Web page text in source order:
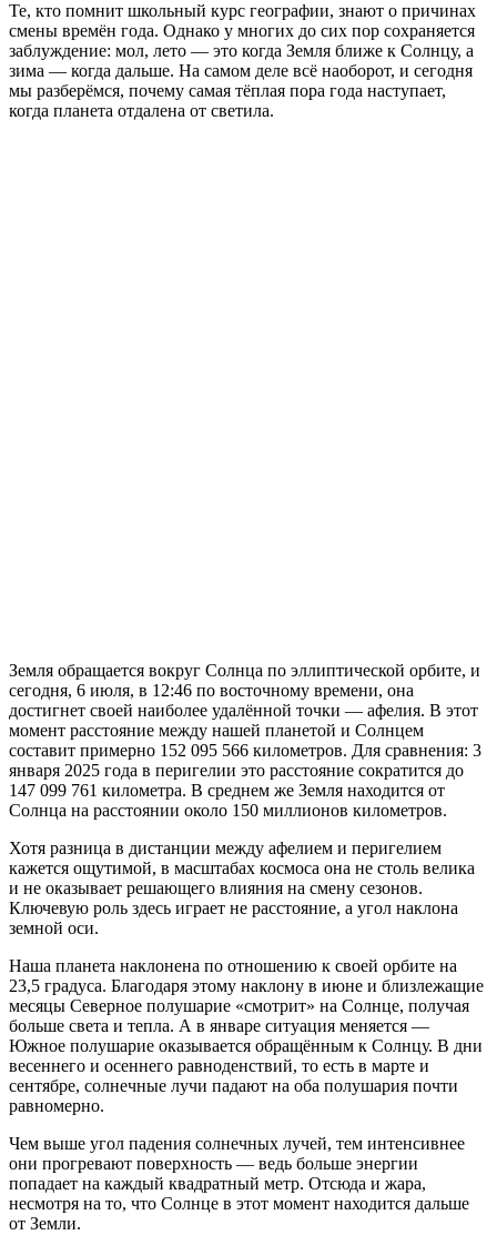
Те, кто помнит школьный курс географии, знают о причинах
смены времён года. Однако у многих до сих пор сохраняется
заблуждение: мол, лето — это когда Земля ближе к Солнцу, а
зима — когда дальше. На самом деле всё наоборот, и сегодня
мы разберёмся, почему самая тёплая пора года наступает,
когда планета отдалена от светила.
Земля обращается вокруг Солнца по эллиптической орбите, и
сегодня, 6 июля, в 12:46 по восточному времени, она
достигнет своей наиболее удалённой точки — афелия. В этот
момент расстояние между нашей планетой и Солнцем
составит примерно 152 095 566 километров. Для сравнения: 3
января 2025 года в перигелии это расстояние сократится до
147 099 761 километра. В среднем же Земля находится от
Солнца на расстоянии около 150 миллионов километров.
Хотя разница в дистанции между афелием и перигелием
кажется ощутимой, в масштабах космоса она не столь велика
и не оказывает решающего влияния на смену сезонов.
Ключевую роль здесь играет не расстояние, а угол наклона
земной оси.
Наша планета наклонена по отношению к своей орбите на
23,5 градуса. Благодаря этому наклону в июне и близлежащие
месяцы Северное полушарие «смотрит» на Солнце, получая
больше света и тепла. А в январе ситуация меняется —
Южное полушарие оказывается обращённым к Солнцу. В дни
весеннего и осеннего равноденствий, то есть в марте и
сентябре, солнечные лучи падают на оба полушария почти
равномерно.
Чем выше угол падения солнечных лучей, тем интенсивнее
они прогревают поверхность — ведь больше энергии
попадает на каждый квадратный метр. Отсюда и жара,
несмотря на то, что Солнце в этот момент находится дальше
от Земли.